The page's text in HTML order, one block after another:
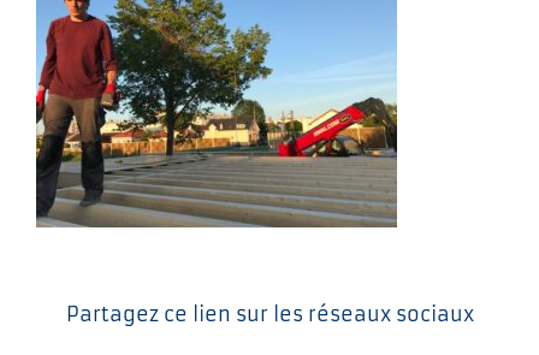
Partagez ce lien sur les réseaux sociaux